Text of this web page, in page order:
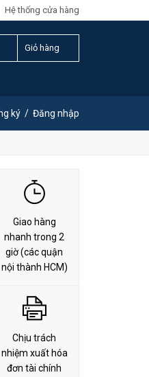
Hệ thống cửa hàng
Giỏ hàng
ký / Đăng nhập
HÀNG
Giao hàng
nhanh trong 2
giờ (các quận
nội thành HCM)
Chịu trách
nhiệm xuất hóa
đơn tài chính